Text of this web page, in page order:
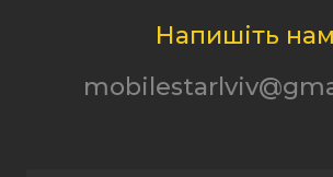
Напишіть нам